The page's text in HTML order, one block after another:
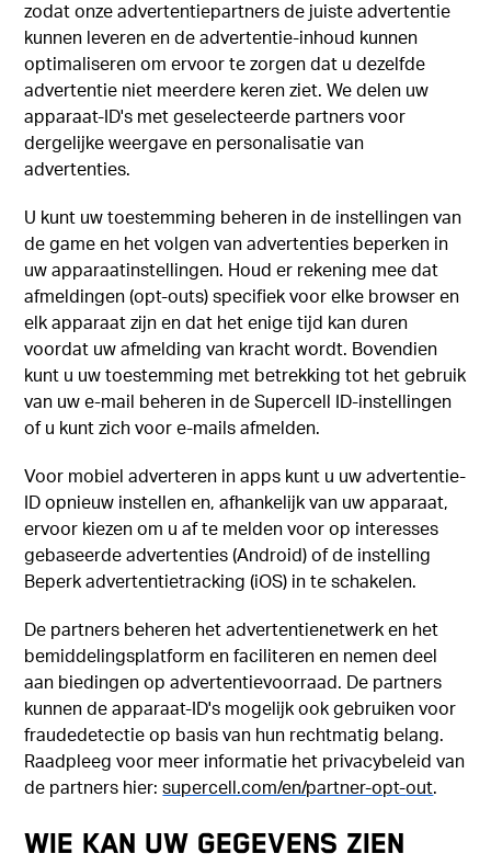
zodat onze advertentiepartners de juiste advertentie
kunnen leveren en de advertentie-inhoud kunnen
optimaliseren om ervoor te zorgen dat u dezelfde
advertentie niet meerdere keren ziet. We delen uw
apparaat-ID's met geselecteerde partners voor
dergelijke weergave en personalisatie van
advertenties.
U kunt uw toestemming beheren in de instellingen van
de game en het volgen van advertenties beperken in
uw apparaatinstellingen. Houd er rekening mee dat
afmeldingen (opt-outs) specifiek voor elke browser en
elk apparaat zijn en dat het enige tijd kan duren
voordat uw afmelding van kracht wordt. Bovendien
kunt u uw toestemming met betrekking tot het gebruik
van uw e-mail beheren in de Supercell ID-instellingen
of u kunt zich voor e-mails afmelden.
Voor mobiel adverteren in apps kunt u uw advertentie-
ID opnieuw instellen en, afhankelijk van uw apparaat,
ervoor kiezen om u af te melden voor op interesses
gebaseerde advertenties (Android) of de instelling
Beperk advertentietracking (iOS) in te schakelen.
De partners beheren het advertentienetwerk en het
bemiddelingsplatform en faciliteren en nemen deel
aan biedingen op advertentievoorraad. De partners
kunnen de apparaat-ID's mogelijk ook gebruiken voor
fraudedetectie op basis van hun rechtmatig belang.
Raadpleeg voor meer informatie het privacybeleid van
de partners hier:supercell.com/en/partner-opt-out.
WIE KAN UW GEGEVENS ZIEN